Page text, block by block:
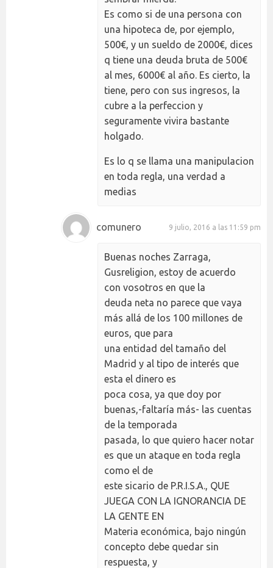
Es como si de una persona con
una hipoteca de, por ejemplo,
500€, y un sueldo de 2000€, dices
q tiene una deuda bruta de 500€
al mes, 6000€ al año. Es cierto, la
tiene, pero con sus ingresos, la
cubre a la perfeccion y
seguramente vivira bastante
holgado.
Es lo q se llama una manipulacion
en toda regla, una verdad a
medias
comunero 9 julio, 2016 a las 11:59 pm
Buenas noches Zarraga,
Gusreligion, estoy de acuerdo
con vosotros en que la
deuda neta no parece que vaya
más allá de los 100 millones de
euros, que para
una entidad del tamaño del
Madrid y al tipo de interés que
esta el dinero es
poca cosa, ya que doy por
buenas,-faltaría más- las cuentas
de la temporada
pasada, lo que quiero hacer notar
es que un ataque en toda regla
como el de
este sicario de P.R.I.S.A., QUE
JUEGA CON LA IGNORANCIA DE
LA GENTE EN
Materia económica, bajo ningún
concepto debe quedar sin
respuesta, y